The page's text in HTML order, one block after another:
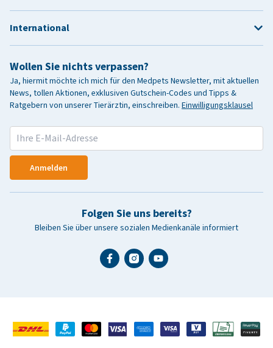
Wollen Sie nichts verpassen?
Ja, hiermit möchte ich mich für den Medpets Newsletter, mit aktuellen
News, tollen Aktionen, exklusiven Gutschein-Codes und Tipps &
Ratgebern von unserer Tierärztin, einschreiben. Einwilligungsklausel
Anmelden
Folgen Sie uns bereits?
Bleiben Sie über unsere sozialen Medienkanäle informiert
International